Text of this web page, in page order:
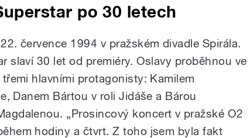
po 30 letech
července 1994 v pražském divadle Spirála.
slaví 30 let od premiéry. Oslavy proběhnou ve
hlavními protagonisty: Kamilem
Danem Bártou v roli Jidáše a Bárou
„Prosincový koncert v pražské O2
hodiny a čtvrt. Z toho jsem byla fakt